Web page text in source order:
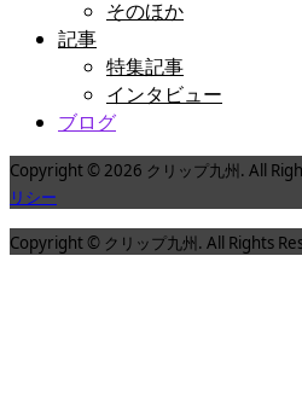
そのほか
記事
特集記事
インタビュー
ブログ
Copyright © 2026 クリップ九州. All
リシー
Copyright © クリップ九州. All Rights